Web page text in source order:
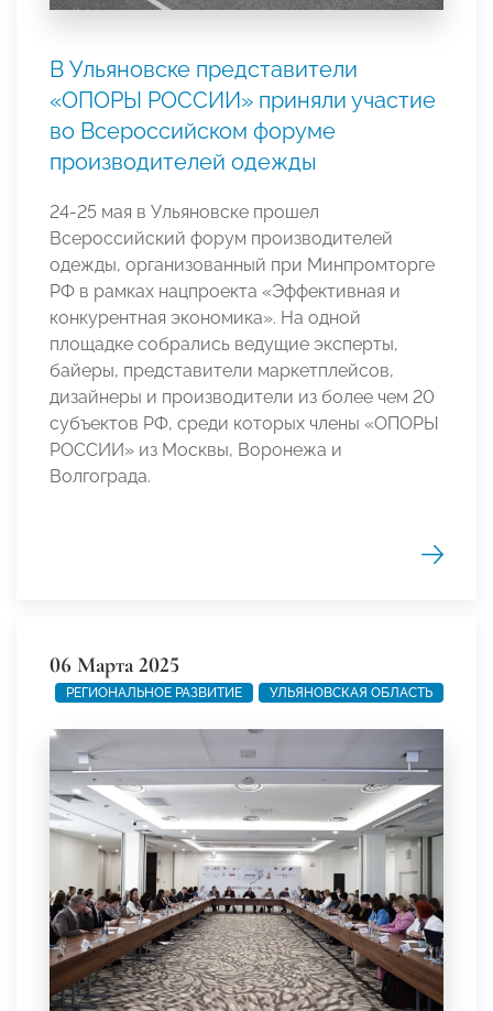
В Ульяновске представители
«ОПОРЫ РОССИИ» приняли участие
во Всероссийском форуме
производителей одежды
24-25 мая в Ульяновске прошел
Всероссийский форум производителей
одежды, организованный при Минпромторге
РФ в рамках нацпроекта «Эффективная и
конкурентная экономика». На одной
площадке собрались ведущие эксперты,
байеры, представители маркетплейсов,
дизайнеры и производители из более чем 20
субъектов РФ, среди которых члены «ОПОРЫ
РОССИИ» из Москвы, Воронежа и
Волгограда.
06 Марта 2025
РЕГИОНАЛЬНОЕ РАЗВИТИЕ УЛЬЯНОВСКАЯ ОБЛАСТЬ